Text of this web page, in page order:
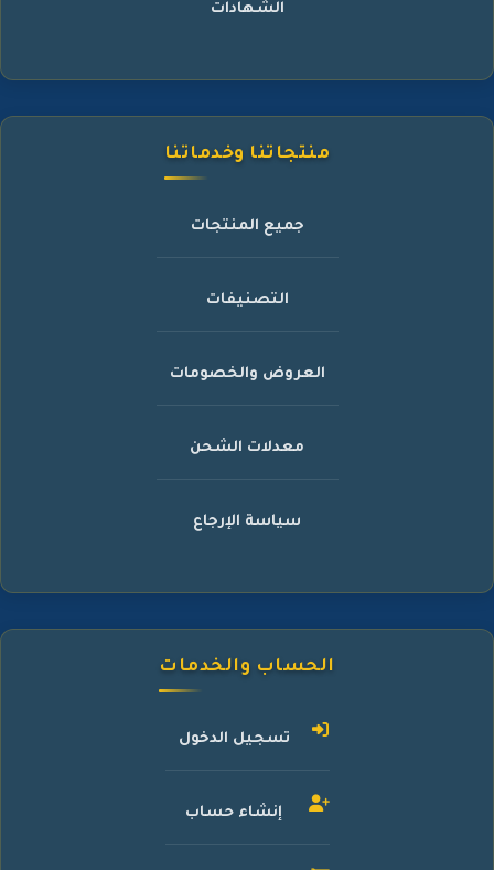
الشهادات
منتجاتنا وخدماتنا
جميع المنتجات
التصنيفات
العروض والخصومات
معدلات الشحن
سياسة الإرجاع
الحساب والخدمات
تسجيل الدخول
إنشاء حساب